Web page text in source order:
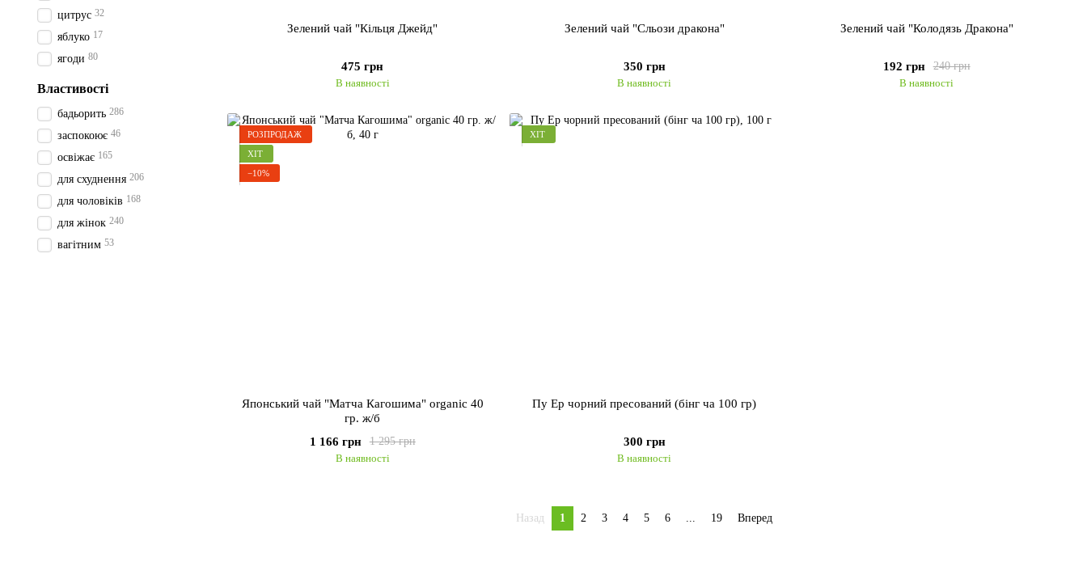
Зелений чай "Кільця Джейд"
475 грн
В наявності
Зелений чай "Сльози дракона"
350 грн
В наявності
Зелений чай "Колодязь Дракона"
240 грн
192 грн
В наявності
РОЗПРОДАЖ
ХІТ
−10%
Японський чай "Матча Кагошима" organic 40
гр. ж/б
1 295 грн
1 166 грн
В наявності
ХІТ
Пу Ер чорний пресований (бінг ча 100 гр)
300 грн
В наявності
Назад 1 2 3 4 5 6 19 Вперед
цитрус 32
яблуко 17
ягоди 80
Властивості
бадьорить 286
заспокоює 46
освіжає 165
для схуднення 206
для чоловіків 168
для жінок 240
вагітним 53